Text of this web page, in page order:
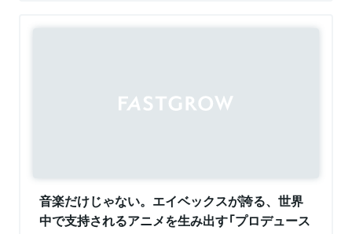
音楽だけじゃない。エイベックスが誇る、世界
中で支持されるアニメを生み出す「プロデュース